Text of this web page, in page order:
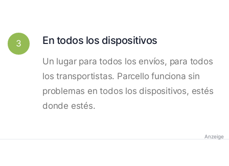
3 En todos los dispositivos
Un lugar para todos los envíos, para todos
los transportistas. Parcello funciona sin
problemas en todos los dispositivos, estés
donde estés.
Anzeige